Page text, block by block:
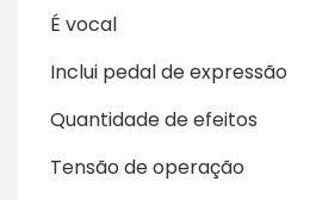
É vocal
Inclui pedal de expressão
Quantidade de efeitos
Tensão de operação